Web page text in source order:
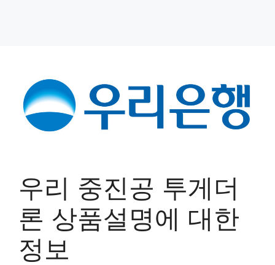
우리 중진공 투게더
론 상품설명에 대한
정보